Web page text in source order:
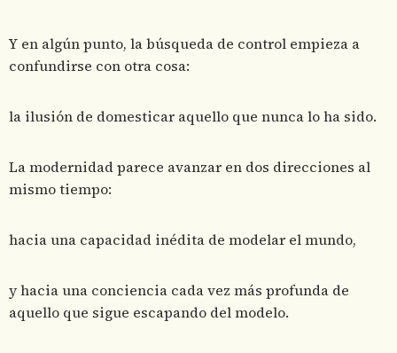
Y en algún punto, la búsqueda de control empieza a
confundirse con otra cosa:
la ilusión de domesticar aquello que nunca lo ha sido.
La modernidad parece avanzar en dos direcciones al
mismo tiempo:
hacia una capacidad inédita de modelar el mundo,
y hacia una conciencia cada vez más profunda de
aquello que sigue escapando del modelo.